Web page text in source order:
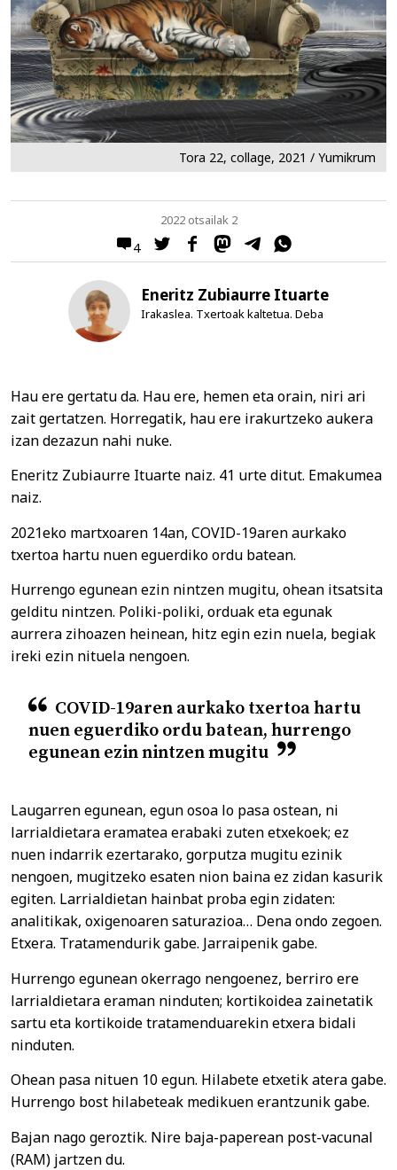
Tora 22, collage, 2021 / Yumikrum
4
2022 otsailak 2
Eneritz Zubiaurre Ituarte
Irakaslea. Txertoak kaltetua. Deba
Hau ere gertatu da. Hau ere, hemen eta orain, niri ari
zait gertatzen. Horregatik, hau ere irakurtzeko aukera
izan dezazun nahi nuke.
Eneritz Zubiaurre Ituarte naiz. 41 urte ditut. Emakumea
naiz.
2021eko martxoaren 14an, COVID-19aren aurkako
txertoa hartu nuen eguerdiko ordu batean.
Hurrengo egunean ezin nintzen mugitu, ohean itsatsita
gelditu nintzen. Poliki-poliki, orduak eta egunak
aurrera zihoazen heinean, hitz egin ezin nuela, begiak
ireki ezin nituela nengoen.
COVID-19aren aurkako txertoa hartu
nuen eguerdiko ordu batean, hurrengo
egunean ezin nintzen mugitu
Laugarren egunean, egun osoa lo pasa ostean, ni
larrialdietara eramatea erabaki zuten etxekoek; ez
nuen indarrik ezertarako, gorputza mugitu ezinik
nengoen, mugitzeko esaten nion baina ez zidan kasurik
egiten. Larrialdietan hainbat proba egin zidaten:
analitikak, oxigenoaren saturazioa… Dena ondo zegoen.
Etxera. Tratamendurik gabe. Jarraipenik gabe.
Hurrengo egunean okerrago nengoenez, berriro ere
larrialdietara eraman ninduten; kortikoidea zainetatik
sartu eta kortikoide tratamenduarekin etxera bidali
ninduten.
Ohean pasa nituen 10 egun. Hilabete etxetik atera gabe.
Hurrengo bost hilabeteak medikuen erantzunik gabe.
Bajan nago geroztik. Nire baja-paperean post-vacunal
(RAM) jartzen du.